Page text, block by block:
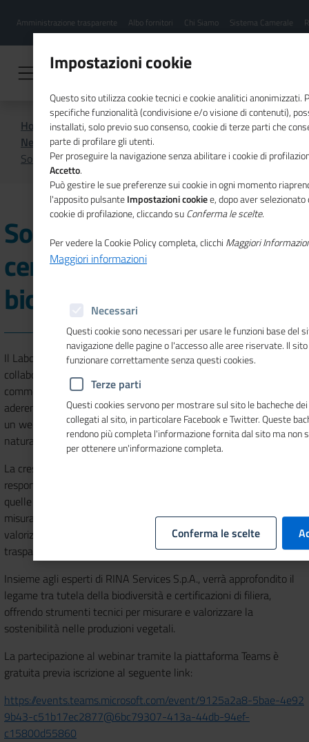
contenuto
Menu
hamburgher
Amministrazione trasparente Albo fornitori Chi Siamo Sistema Camerale
Home CSR
Comunicazione
News di CSR
Sostenibilità, certificazione e biodiversità
Sostenibilità,
certificazione e
biodiversità
Il Laboratorio ChimicoCamera di Commercio Torino, in
collaborazione con gli Enti del Sistema Camerale (Camere di
commercio, Unioni regionali, aziende speciali del territorio)
aderenti al Portale Etichettatura e Sicurezza Prodotti, organizza
un webinar nazionale dedicato a come trasformare il capitale
naturale in un vantaggio competitivo strategico.
La crescente attenzione alla tutela della biodiversità e all’uso
responsabile delle risorse richiama infatti le aziende, in particolare
quelle della filiera agroalimentare e delle produzioni vegetali, a
misurare con precisione il proprio impatto sull’ambiente e a
valorizzare le azioni intraprese in un’ottica di sostenibilità e
trasparenza.
Insieme agli esperti di RINA Services S.p.A., verrà approfondito il
legame tra tutela della biodiversità e certificazioni di filiera,
offrendo strumenti tecnici per misurare e valorizzare la
sostenibilità nelle produzioni vegetali.
La partecipazione al webinar tramite la piattaforma Teams è
gratuita previa iscrizione al seguente link:
https://events.teams.microsoft.com/event/9125a2a8-5bae-4e92
9b43-c51b17ec2877@6bc79307-413a-44db-94ef-
c15800d55860
Impostazioni cookie
Questo sito utilizza cookie tecnici e cookie analitici anonimizzati.
specifiche funzionalità (condivisione e/o visione di contenuti),
installati, solo previo suo consenso, cookie di terze parti che
parte di profilare gli utenti.
Per proseguire la navigazione senza abilitare i cookie di
Accetto.
Può gestire le sue preferenze sui cookie in ogni momento
l'apposito pulsanteImpostazioni cookiee, dopo aver
cookie di profilazione, cliccando suConferma le scelte.
Per vedere la Cookie Policy completa, clicchi Maggiori
Maggiori informazioni
Necessari
Questi cookie sono necessari per usare le funzioni base del
navigazione delle pagine o l'accesso alle aree riservate. Il
funzionare correttamente senza questi cookies.
Terze parti
Questi cookies servono per mostrare sul sito le bacheche
collegati al sito, in particolare Facebook e Twitter. Queste
rendono più completa l'informazione fornita dal sito ma non
per ottenere un'informazione completa.
Conferma le scelte